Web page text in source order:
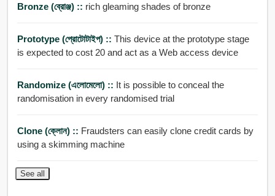
Bronze (ব্রোঞ্জ) :: rich gleaming shades of bronze
Prototype (প্রোটোটাইপ) :: This device at the prototype stage
is expected to cost 20 and act as a Web access device
Randomize (এলোমেলো) :: It is possible to conceal the
randomisation in every randomised trial
Clone (ক্লোন) :: Fraudsters can easily clone credit cards by
using a skimming machine
See all